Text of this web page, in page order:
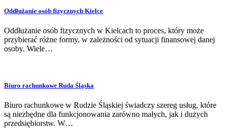
Oddłużanie osób fizycznych Kielce
Oddłużanie osób fizycznych w Kielcach to proces, który może
przybierać różne formy, w zależności od sytuacji finansowej danej
osoby. Wiele…
Biuro rachunkowe Ruda Śląska
Biuro rachunkowe w Rudzie Śląskiej świadczy szereg usług, które
są niezbędne dla funkcjonowania zarówno małych, jak i dużych
przedsiębiorstw. W…